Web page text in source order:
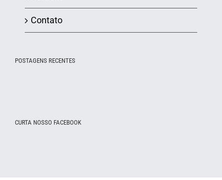
Contato
POSTAGENS RECENTES
CURTA NOSSO FACEBOOK